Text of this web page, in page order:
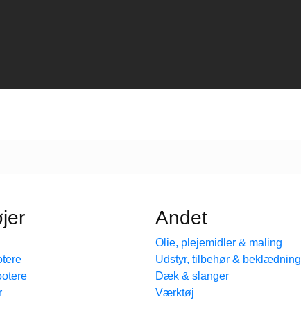
Andet
Olie, plejemidler & maling
Udstyr, tilbehør & beklædning
Dæk & slanger
Værktøj